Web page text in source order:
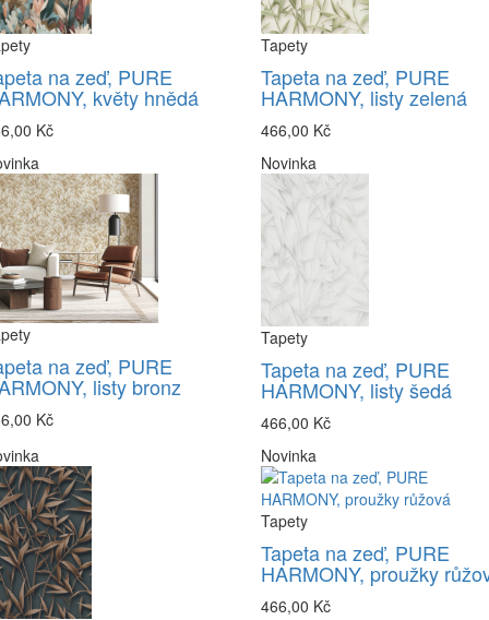
na zeď, PURE
květy hnědá
Kč
Tapety
Tapeta na zeď, PURE
HARMONY, listy zelená
466,00 Kč
na zeď, PURE
listy bronz
Kč
Novinka
Tapety
Tapeta na zeď, PURE
HARMONY, listy šedá
466,00 Kč
Novinka
Tapety
Tapeta na zeď, PURE
HARMONY, proužky
466,00 Kč